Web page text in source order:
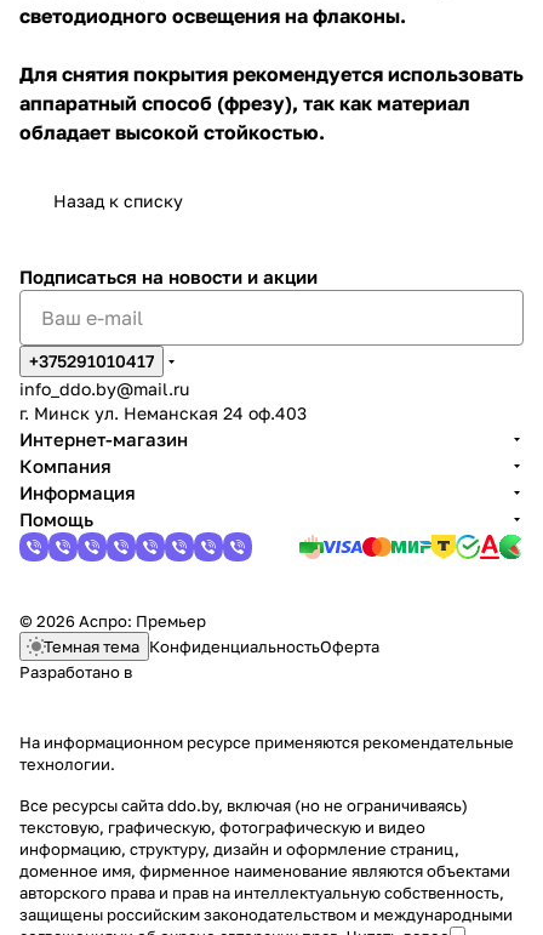
светодиодного освещения на флаконы.
Для снятия покрытия рекомендуется использовать
аппаратный способ (фрезу), так как материал
обладает высокой стойкостью.
Назад к списку
Подписаться на новости и акции
+375291010417
info_ddo.by@mail.ru
г. Минск ул. Неманская 24 оф.403
Интернет-магазин
Компания
Информация
Помощь
© 2026 Аспро: Премьер
Темная тема КонфиденциальностьОферта
Разработано в
На информационном ресурсе применяются рекомендательные
технологии.
Все ресурсы сайта ddo.by, включая (но не ограничиваясь)
текстовую, графическую, фотографическую и видео
информацию, структуру, дизайн и оформление страниц,
доменное имя, фирменное наименование являются объектами
авторского права и прав на интеллектуальную собственность,
защищены российским законодательством и международными